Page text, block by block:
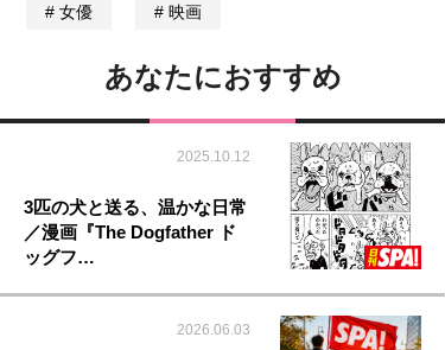
女優 映画
あなたにおすすめ
2025.10.12
3匹の犬と送る、温かな日常
／漫画『The Dogfather ド
ッグフ…
2026.06.03